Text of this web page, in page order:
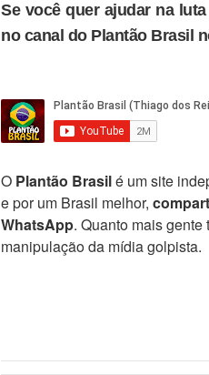
Se você quer ajudar na
no canal do Plantão Brasil
O Plantão Brasilé um site
e por um Brasil melhor,
WhatsApp. Quanto mais
manipulação da mídia golpista.